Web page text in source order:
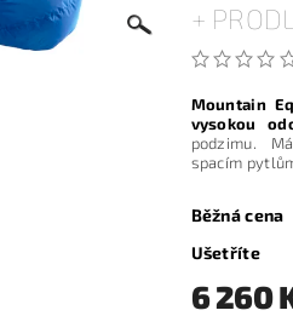
+
Mountain
vysokou
podzimu.
spacím
Běžná cena
Ušetříte
6 260